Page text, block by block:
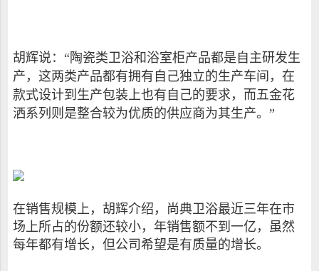
胡辉说：“陶瓷类卫浴和浴室柜产品都是自主研发生
产，这两类产品都有拥有自己独立的生产车间，在
款式设计到生产包装上也有自己的要求，而五金花
洒系列则是整合较为优质的供应商为其生产。”
在销售规模上，胡辉介绍，尚典卫浴最近三年在市
场上所占的份额还较小，年销售额不到一亿，虽然
每年都有增长，但公司希望是有质量的增长。